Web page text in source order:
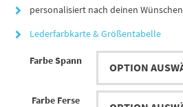
personalisiert nach deinen Wünschen
Lederfarbkarte & Größentabelle
Farbe Spann
Farbe Ferse